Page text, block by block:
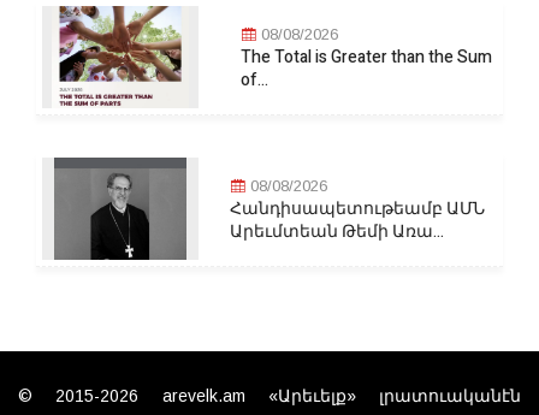
08/08/2026
The Total is Greater than the Sum
of...
08/08/2026
Հանդիսապետութեամբ ԱՄՆ
Արեւմտեան Թեմի Առա...
© 2015-2026 arevelk.am «Արեւելք» լրատուականէն